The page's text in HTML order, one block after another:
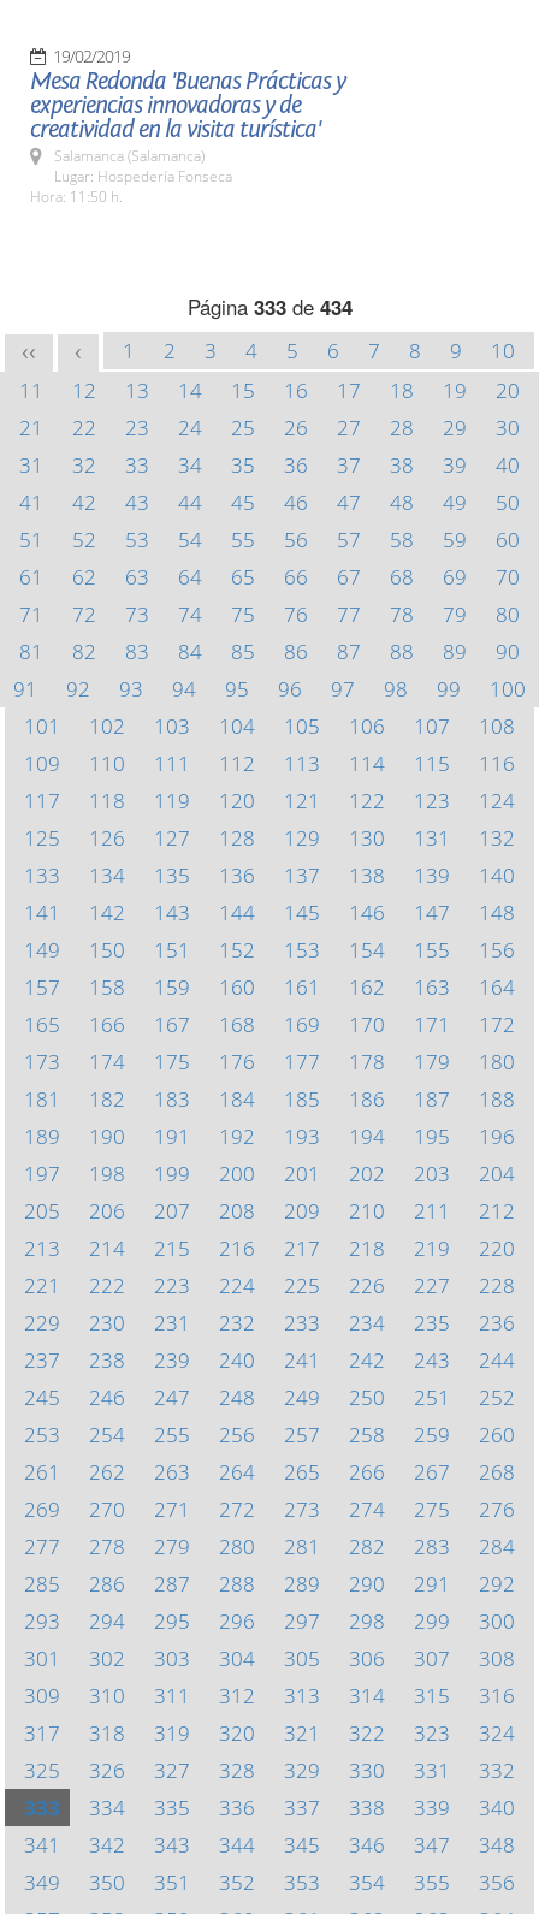
19/02/2019
Mesa Redonda 'Buenas Prácticas y
experiencias innovadoras y de
creatividad en la visita turística'
Salamanca (Salamanca)
Lugar: Hospedería Fonseca
Hora: 11:50 h.
Página 333de 434
<< < 1 2 3 4 5 6 7 8 9
10
11
12 13 14 15 16 17 18 19
20
21
22 23 24 25 26 27 28 29
30
31
32 33 34 35 36 37 38 39
40
41
42 43 44 45 46 47 48 49
50
51
52 53 54 55 56 57 58 59
60
61
62 63 64 65 66 67 68 69
70
71
72 73 74 75 76 77 78 79
80
81
82 83 84 85 86 87 88 89
90
91
92 93 94 95 96 97 98 99
100
101
102 103 104 105 106 107
108
109
110 111 112 113 114 115
116
117
118 119 120 121 122 123
124
125
126 127 128 129 130 131
132
133
134 135 136 137 138 139
140
141
142 143 144 145 146 147
148
149
150 151 152 153 154 155
156
157
158 159 160 161 162 163
164
165
166 167 168 169 170 171
172
173
174 175 176 177 178 179
180
181
182 183 184 185 186 187
188
189
190 191 192 193 194 195
196
197
198 199 200 201 202 203
204
205
206 207 208 209 210 211
212
213
214 215 216 217 218 219
220
221
222 223 224 225 226 227
228
229
230 231 232 233 234 235
236
237
238 239 240 241 242 243
244
245
246 247 248 249 250 251
252
253
254 255 256 257 258 259
260
261
262 263 264 265 266 267
268
269
270 271 272 273 274 275
276
277
278 279 280 281 282 283
284
285
286 287 288 289 290 291
292
293
294 295 296 297 298 299
300
301
302 303 304 305 306 307
308
309
310 311 312 313 314 315
316
317
318 319 320 321 322 323
324
325
326 327 328 329 330 331
332
333
334 335 336 337 338 339
340
341
342 343 344 345 346 347
348
349
350 351 352 353 354 355
356